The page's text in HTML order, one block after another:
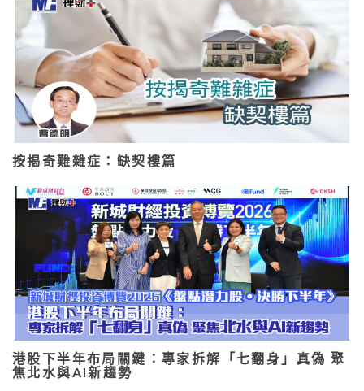
按揭奇難雜症：缺契樓篇
港股下半年布局關鍵：專家拆解「七翻身」真偽 聚
焦北水與AI新趨勢